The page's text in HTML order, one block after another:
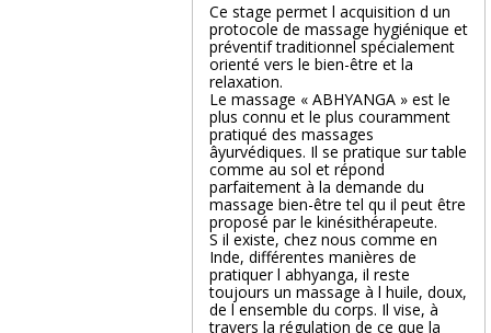
Ce stage permet l acquisition d un
protocole de massage hygiénique et
préventif traditionnel spécialement
orienté vers le bien-être et la
relaxation.
Le massage « ABHYANGA » est le
plus connu et le plus couramment
pratiqué des massages
âyurvédiques. Il se pratique sur table
comme au sol et répond
parfaitement à la demande du
massage bien-être tel qu il peut être
proposé par le kinésithérapeute.
S il existe, chez nous comme en
Inde, différentes manières de
pratiquer l abhyanga, il reste
toujours un massage à l huile, doux,
de l ensemble du corps. Il vise, à
travers la régulation de ce que la